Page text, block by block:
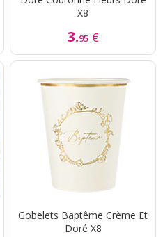
X8
3.95 €
Gobelets Baptême Crème Et
Doré X8